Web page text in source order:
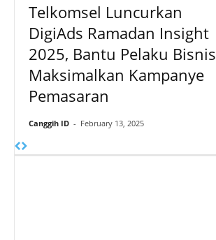
Telkomsel Luncurkan
DigiAds Ramadan Insight
2025, Bantu Pelaku Bisnis
Maksimalkan Kampanye
Pemasaran
Canggih ID - February 13, 2025